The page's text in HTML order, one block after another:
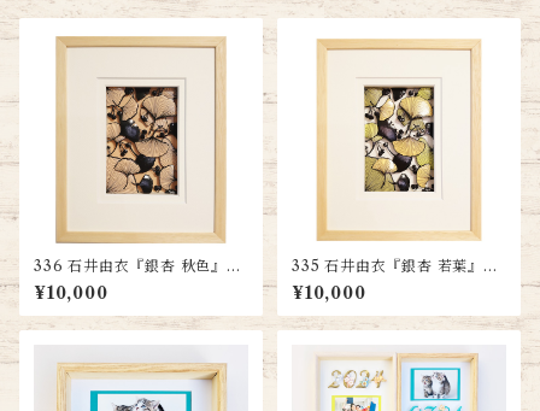
336 石井由衣『銀杏 秋色』
送料無料
¥10,000
335 石井由衣『銀杏 若葉』
送料無料
¥10,000